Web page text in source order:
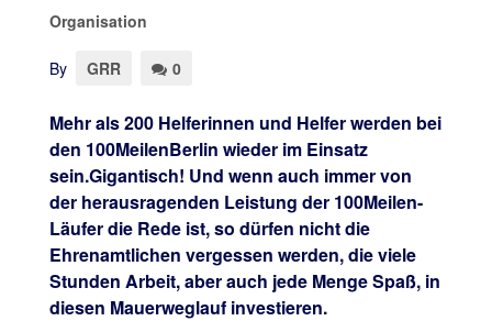
Organisation
By GRR 0
Mehr als 200 Helferinnen und Helfer werden bei
den 100MeilenBerlin wieder im Einsatz
sein.Gigantisch! Und wenn auch immer von
der herausragenden Leistung der 100Meilen-
Läufer die Rede ist, so dürfen nicht die
Ehrenamtlichen vergessen werden, die viele
Stunden Arbeit, aber auch jede Menge Spaß, in
diesen Mauerweglauf investieren.